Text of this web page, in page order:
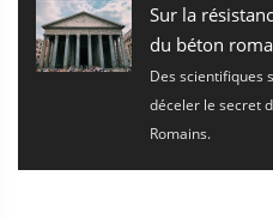
Sur la
du béton
Des scientifiques
déceler le secret
Romains.